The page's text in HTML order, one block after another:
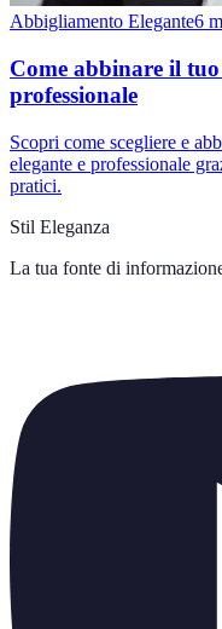
Abbigliamento Elegante6
Come abbinare il
professionale
Scopri come scegliere e
elegante e professionale
pratici.
Stil Eleganza
La tua fonte di